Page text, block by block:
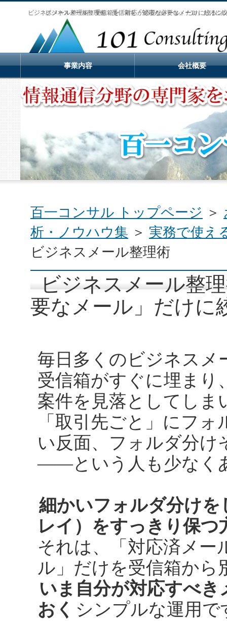
ビジネスメール整理術：受信箱を「対応が必要なメール」だけに絞るシ
百一コンサル トップページ ＞
析・ノウハウ集 ＞ 実務で使え
ビジネスメール整理術
ビジネスメール整
要なメール」だけに
ビジネスメール整理術：受信箱を「対応が必要なメール」だけに
毎日多くのビジネスメ
受信箱がすぐに埋まり
案件を見落としてしま
「取引先ごと」にフ
い反面、フォルダ分
――という人も少なく
細かいフォルダ分け
レイ）をすっきり保つ
それは、「対応済メー
ル」だけを受信箱から
いま自分が対応すべ
おく シンプルな運用で
事業内容 会社概要